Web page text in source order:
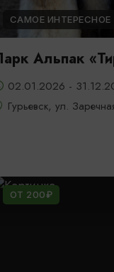
САМОЕ ИНТЕРЕСНОЕ
Альпак
02.01.2026 -
Гурьевск, ул.
ОТ 200₽